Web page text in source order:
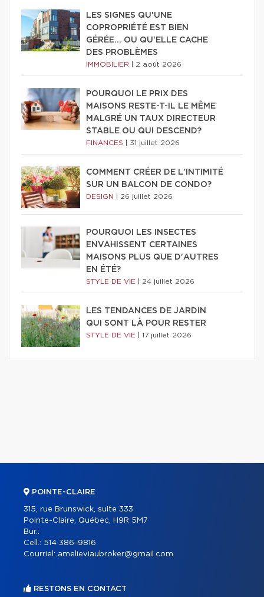
LES SIGNES QU'UNE
COPROPRIÉTÉ EST BIEN
GÉRÉE… OU QU'ELLE CACHE
DES PROBLÈMES
IMMOBILIER 2 août 2026
POURQUOI LE PRIX DES
MAISONS RESTE-T-IL LE MÊME
MALGRÉ UN TAUX DIRECTEUR
STABLE OU QUI DESCEND?
FINANCES 31 juillet 2026
COMMENT CRÉER DE L'INTIMITÉ
SUR UN BALCON DE CONDO?
DESIGN 26 juillet 2026
POURQUOI LES INSECTES
ENVAHISSENT CERTAINES
MAISONS PLUS QUE D'AUTRES
EN ÉTÉ?
STYLE DE VIE 24 juillet 2026
LES TENDANCES DE JARDIN
QUI SONT LÀ POUR RESTER
STYLE DE VIE 17 juillet 2026
POINTE-CLAIRE
315, rue Brunswick, suite 333
Pointe-Claire, Québec, H9R 5M7
Bur.:
Cell.: 514 386-9816
Courriel: amelieviaubroker@gmail.com
RESTONS EN CONTACT